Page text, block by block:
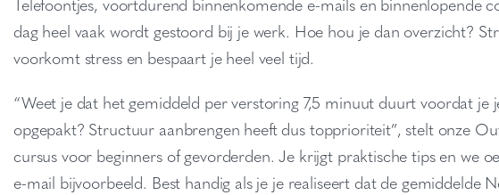
dag heel vaak wordt gestoord bij je werk. Hoe hou je dan overzicht?
voorkomt stress en bespaart je heel veel tijd.
“Weet je dat het gemiddeld per verstoring 7,5 minuut duurt voordat je
opgepakt? Structuur aanbrengen heeft dus topprioriteit”, stelt onze
cursus voor beginners of gevorderden. Je krijgt praktische tips en we
e-mail bijvoorbeeld. Best handig als je je realiseert dat de gemiddelde